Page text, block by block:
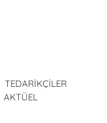
TEDARİKÇİLER
AKTÜEL